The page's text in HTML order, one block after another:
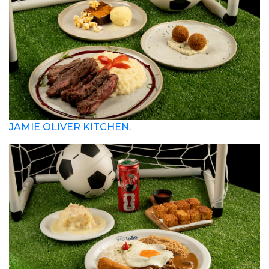
JAMIE OLIVER KITCHEN.